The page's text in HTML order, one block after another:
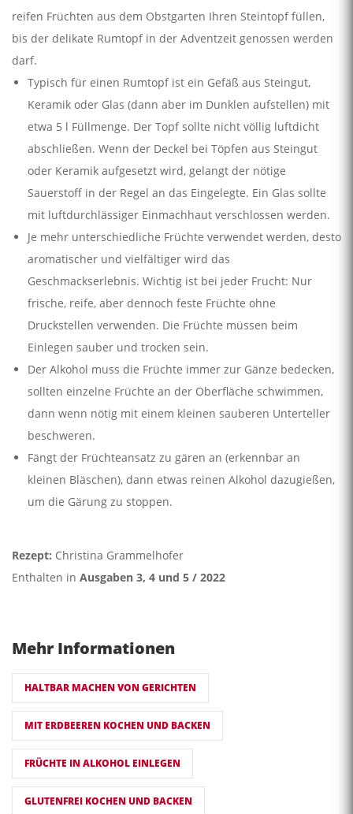
reifen Früchten aus dem Obstgarten Ihren Steintopf füllen,
bis der delikate Rumtopf in der Adventzeit genossen werden
darf.
Typisch für einen Rumtopf ist ein Gefäß aus Steingut,
Keramik oder Glas (dann aber im Dunklen aufstellen) mit
etwa 5 l Füllmenge. Der Topf sollte nicht völlig luftdicht
abschließen. Wenn der Deckel bei Töpfen aus Steingut
oder Keramik aufgesetzt wird, gelangt der nötige
Sauerstoff in der Regel an das Eingelegte. Ein Glas sollte
mit luftdurchlässiger Einmachhaut verschlossen werden.
Je mehr unterschiedliche Früchte verwendet werden, desto
aromatischer und vielfältiger wird das
Geschmackserlebnis. Wichtig ist bei jeder Frucht: Nur
frische, reife, aber dennoch feste Früchte ohne
Druckstellen verwenden. Die Früchte müssen beim
Einlegen sauber und trocken sein.
Der Alkohol muss die Früchte immer zur Gänze bedecken,
sollten einzelne Früchte an der Oberfläche schwimmen,
dann wenn nötig mit einem kleinen sauberen Unterteller
beschweren.
Fängt der Früchteansatz zu gären an (erkennbar an
kleinen Bläschen), dann etwas reinen Alkohol dazugießen,
um die Gärung zu stoppen.
Rezept: Christina Grammelhofer
Enthalten in Ausgaben 3, 4 und 5 / 2022
Mehr Informationen
HALTBAR MACHEN VON GERICHTEN
MIT ERDBEEREN KOCHEN UND BACKEN
FRÜCHTE IN ALKOHOL EINLEGEN
GLUTENFREI KOCHEN UND BACKEN